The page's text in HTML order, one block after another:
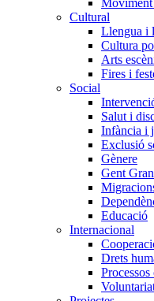
Cultural
Llengua i
Cultura
Arts
Fires i
Social
Salut i
Infància i
Exclusió
Gènere
Gent Gran
Educació
Internacional
Drets
Processos